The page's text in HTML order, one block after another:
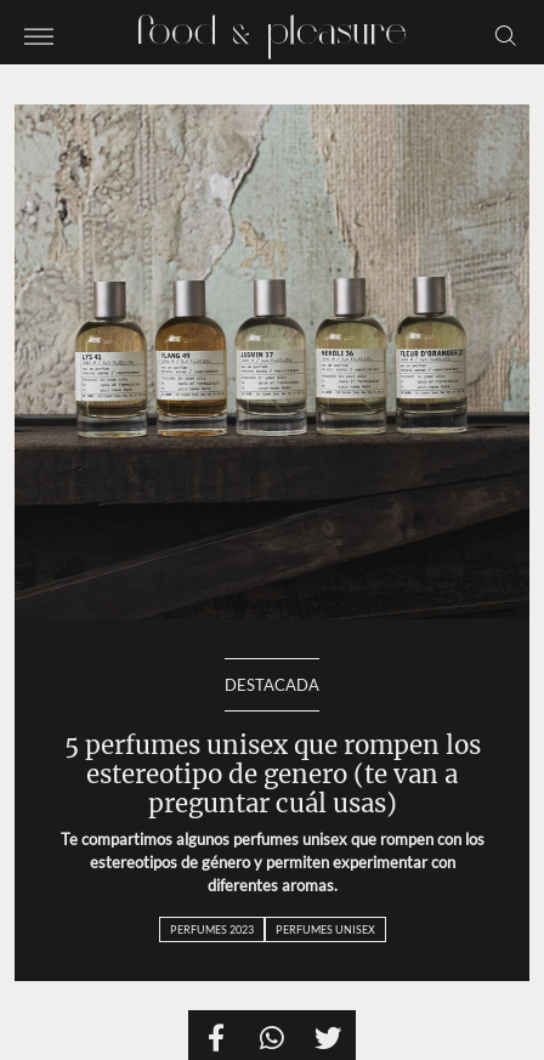
DESTACADA
5 perfumes unisex que rompen los
estereotipo de genero (te van a
preguntar cuál usas)
Te compartimos algunos perfumes unisex que rompen con los
estereotipos de género y permiten experimentar con
diferentes aromas.
PERFUMES 2023 PERFUMES UNISEX